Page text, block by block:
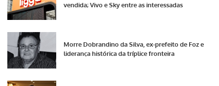
vendida; Vivo e Sky entre as interessadas
Morre Dobrandino da Silva, ex-prefeito de Foz e
liderança histórica da tríplice fronteira